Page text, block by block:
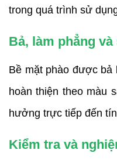
trong quá trình sử
Bả, làm phẳng
Bề mặt phào được bả
hoàn thiện theo màu
hưởng trực tiếp đến
Kiểm tra và